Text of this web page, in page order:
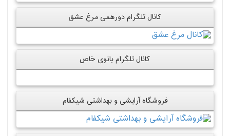
کانال تلگرام دورهمی مرغ عشق
کانال تلگرام بانوی خاص
فروشگاه آرایشی و بهداشتی شیکفام